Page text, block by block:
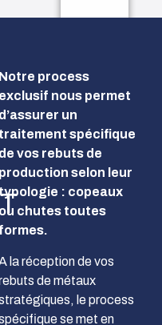
Notre process
exclusif nous permet
d’assurer un
traitement spécifique
de vos rebuts de
production selon leur
typologie : copeaux
ou chutes toutes
formes.
la réception de vos
de métaux
le process
se met en